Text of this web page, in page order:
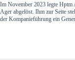
Im November 2023 legte Hptm
Ager abgelöst. Ihm zur Seite
der Kompanieführung ein